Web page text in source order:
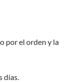
por el orden y la
días.